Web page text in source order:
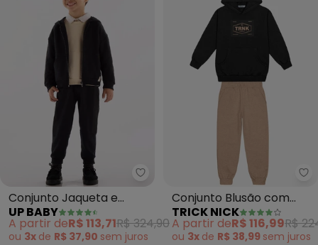
Up Baby - Conjunto Jaqueta e
Conjunto Jaqueta e
Calça Menino (Preto)
UP BABY
A partir deR$ 113,71R$ 324,90
ou 3x de R$ 37,90 sem juros
Conjunto Blusão com
Capuz e Calça (Preto)
TRICK NICK
A partir deR$ 116,99R$
ou 3x de R$ 38,99 sem juros